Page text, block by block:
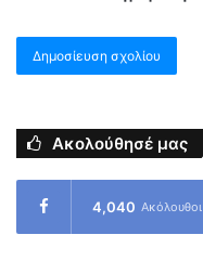
Ακολούθησέ μας
4,040 Ακόλουθοι